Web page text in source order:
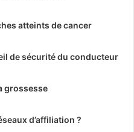
atteints de cancer
de sécurité du conducteur
grossesse
d’affiliation ?